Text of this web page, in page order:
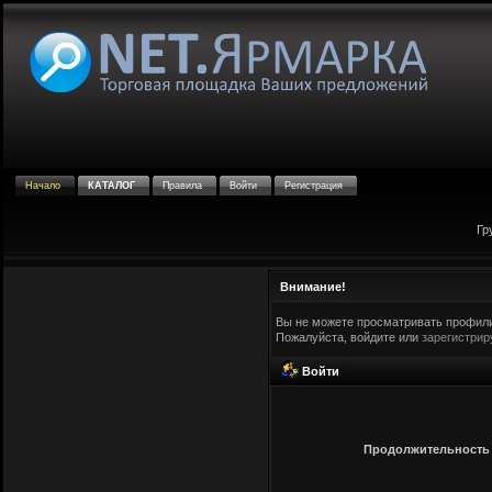
Начало КАТАЛОГ Правила Войти Регистрация
Внимание!
Вы не можете просматривать
Пожалуйста, войдите или
Войти